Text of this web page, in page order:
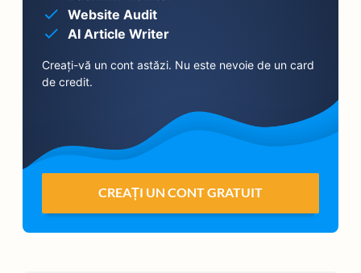
Website Audit
AI Article Writer
Creați-vă un cont astăzi. Nu este nevoie de un card
de credit.
CREAȚI UN CONT GRATUIT